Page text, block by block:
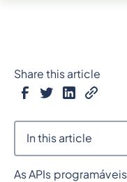
As APIs
Share this article
In this article
Heading 2